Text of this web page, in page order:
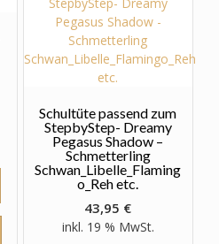
Schultüte passend zum
StepbyStep- Dreamy
Pegasus Shadow –
Schmetterling
Schwan_Libelle_Flaming
o_Reh etc.
43,95 €
inkl. 19 % MwSt.